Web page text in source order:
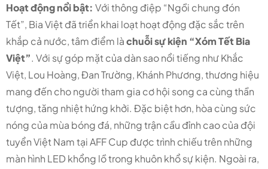
Hoạt động nổi bật: Với thông điệp “Ngồi chung đón
Tết”, Bia Việt đã triển khai loạt hoạt động đặc sắc trên
khắp cả nước, tâm điểm làchuỗi sự kiện “Xóm Tết Bia
Việt”. Với sự góp mặt của dàn sao nổi tiếng như Khắc
Việt, Lou Hoàng, Đan Trường, Khánh Phương, thương hiệu
mang đến cho người tham gia cơ hội song ca cùng thần
tượng, tăng nhiệt hứng khởi. Đặc biệt hơn, hòa cùng sức
nóng của mùa bóng đá, những trận cầu đỉnh cao của đội
tuyển Việt Nam tại AFF Cup được trình chiếu trên những
màn hình LED khổng lồ trong khuôn khổ sự kiện. Ngoài ra,